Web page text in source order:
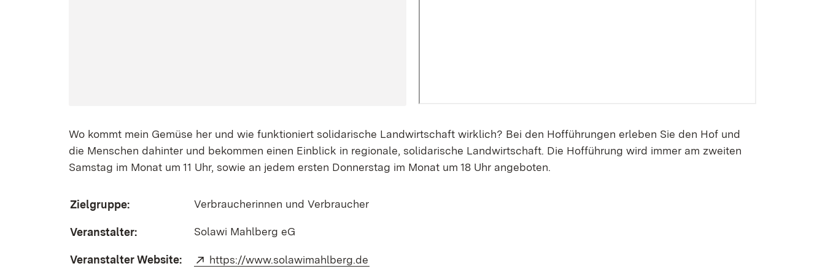
Wo kommt mein Gemüse her und wie funktioniert solidarische Landwirtschaft wirklich? Bei den Hofführungen erleben Sie den Hof und
die Menschen dahinter und bekommen einen Einblick in regionale, solidarische Landwirtschaft. Die Hofführung wird immer am zweiten
Samstag im Monat um 11 Uhr, sowie an jedem ersten Donnerstag im Monat um 18 Uhr angeboten.
Zielgruppe: Verbraucherinnen und Verbraucher
Veranstalter: Solawi Mahlberg eG
Veranstalter Website: Extern:
https://www.solawimahlberg.de